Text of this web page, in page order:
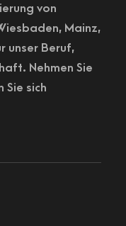
von
, Mainz,
unser Beruf,
Nehmen Sie
Sie sich